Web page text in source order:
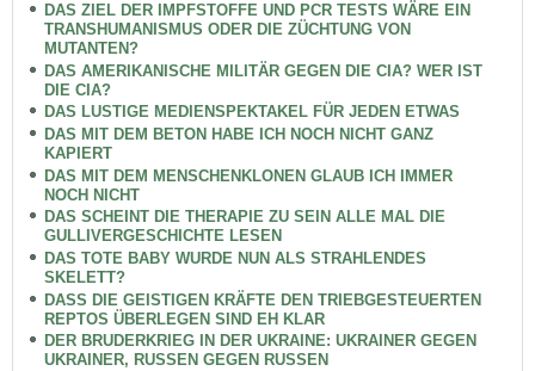
DAS ZIEL DER IMPFSTOFFE UND PCR TESTS WÄRE EIN
TRANSHUMANISMUS ODER DIE ZÜCHTUNG VON
MUTANTEN?
DAS AMERIKANISCHE MILITÄR GEGEN DIE CIA? WER IST
DIE CIA?
DAS LUSTIGE MEDIENSPEKTAKEL FÜR JEDEN ETWAS
DAS MIT DEM BETON HABE ICH NOCH NICHT GANZ
KAPIERT
DAS MIT DEM MENSCHENKLONEN GLAUB ICH IMMER
NOCH NICHT
DAS SCHEINT DIE THERAPIE ZU SEIN ALLE MAL DIE
GULLIVERGESCHICHTE LESEN
DAS TOTE BABY WURDE NUN ALS STRAHLENDES
SKELETT?
DASS DIE GEISTIGEN KRÄFTE DEN TRIEBGESTEUERTEN
REPTOS ÜBERLEGEN SIND EH KLAR
DER BRUDERKRIEG IN DER UKRAINE: UKRAINER GEGEN
UKRAINER, RUSSEN GEGEN RUSSEN